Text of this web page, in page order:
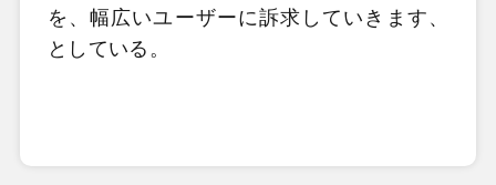
を、幅広いユーザーに訴求していきます、
としている。